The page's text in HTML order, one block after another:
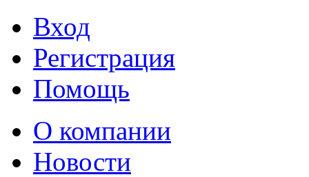
Вход
Регистрация
Помощь
О компании
Новости